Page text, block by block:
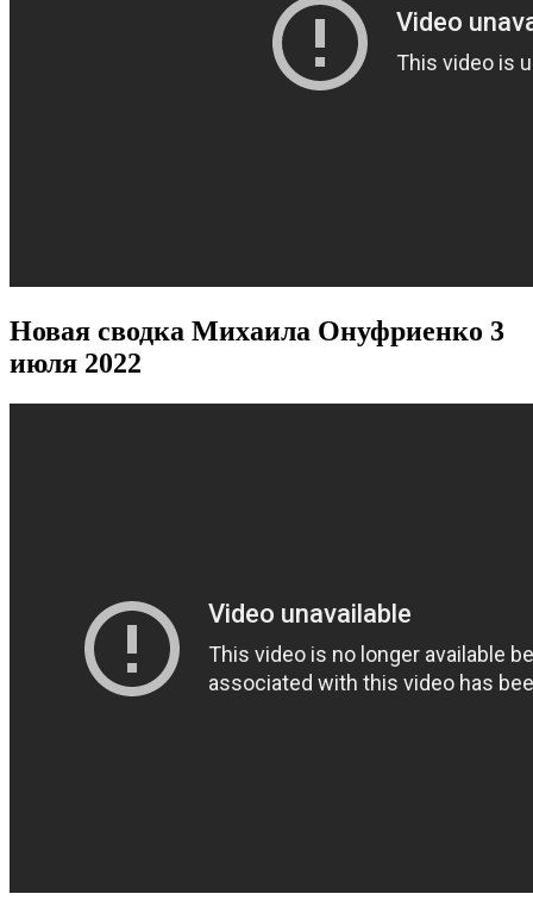
Новая сводка Михаила Онуфриенко 3
июля 2022